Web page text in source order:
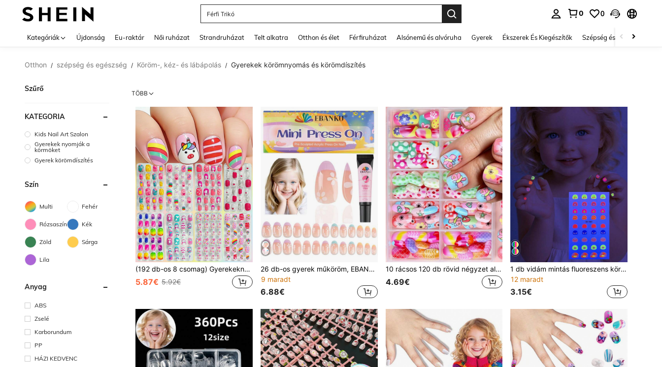
Férfi Trikó
0 0
Kategóriák Újdonság Eu-raktár Női ruházat Strandruházat Telt alkatra Otthon és élet Férfiruházat Alsónemű és alvóruha Gyerek Ékszerek És Kiegészítők Szépség és egészség
Otthon / szépség és egészség / Köröm-, kéz- és lábápolás / Gyerekek körömnyomás és körömdíszítés
Szűrő
KATEGÓRIA
Kids Nail Art Szalon
Gyerekek nyomják a
körmöket
Gyerek körömdíszítés
Szín
Multi Fehér
Rózsaszín Kék
Zöld Sárga
Lila
Anyag
ABS
Zselé
Karborundum
PP
HÁZI KEDVENC
TÖBB
(192 db-os 8 csomag) Gyerekeknek való akril műköröm, rányomható, teljes fedésű, csillámos, aranyos tavaszi-nyári ananász, unikornis, pingvin, flamingó, szivárvány, szív mintás, rövid, gyerek öntapadós műköröm készlet kislányoknak, körömápolási kellékek (1 körömreszelőt és 8 zselés matricát tartalmaz)
5.87€ 5.92€
26 db-os gyerek műköröm, EBANKU 1 csomag rózsaszín virágos gyerek pattintós köröm, 5-12 éves lányoknak
9 maradt
6.88€
10 rácsos 120 db rövid négyzet alakú műköröm gyerekeknek, lányoknak, aranyos pillangó és virág mintás, kawaii rajzfilm teljes lefedésű manikűr körömhegyek, karácsonyi és születésnapi ajándék gyerekeknek
4.69€
1 db vidám mintás fluoreszens körömművészeti matrica, makron színes dizájnnal, könnyen készíthető friss, édes stílusú körömművészet gyerekeknek, születésnapra, ballagási bulira, mindennapi viseletre és egyéb alkalmakra
12 maradt
3.15€